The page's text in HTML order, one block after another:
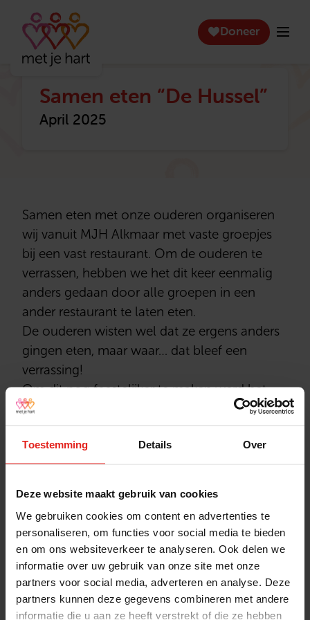
Toestemming Details Over
Deze website maakt gebruik van cookies
We gebruiken cookies om content en advertenties te
personaliseren, om functies voor social media te bieden
en om ons websiteverkeer te analyseren. Ook delen we
informatie over uw gebruik van onze site met onze
partners voor social media, adverteren en analyse. Deze
partners kunnen deze gegevens combineren met andere
informatie die u aan ze heeft verstrekt of die ze hebben
Doneer
Samen eten “De Hussel”
April 2025
Samen eten met onze ouderen organiseren
wij vanuit MJH Alkmaar met vaste groepjes
bij een vast restaurant. Om de ouderen te
verrassen, hebben we het dit keer eenmalig
anders gedaan door alle groepen in een
ander restaurant te laten eten.
De ouderen wisten wel dat ze ergens anders
gingen eten, maar waar… dat bleef een
verrassing!
Om dit nog feestelijker te maken werd het
grootste deel van de ouderen opgehaald met
Met veel gepuzzel van onze
chauffeurscoördinator en door ons
We hebben veel blije ouderen gezien en veel
leuke reacties hierop ontvangen. Het was een
succes!